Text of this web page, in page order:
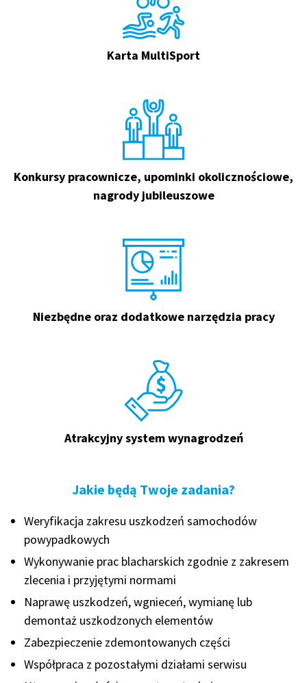
Karta MultiSport
Konkursy pracownicze, upominki okolicznościowe,
nagrody jubileuszowe
Niezbędne oraz dodatkowe narzędzia pracy
Atrakcyjny system wynagrodzeń
Jakie będą Twoje zadania?
Weryfikacja zakresu uszkodzeń samochodów
powypadkowych
Wykonywanie prac blacharskich zgodnie z zakresem
zlecenia i przyjętymi normami
Naprawę uszkodzeń, wgnieceń, wymianę lub
demontaż uszkodzonych elementów
Zabezpieczenie zdemontowanych części
Współpraca z pozostałymi działami serwisu